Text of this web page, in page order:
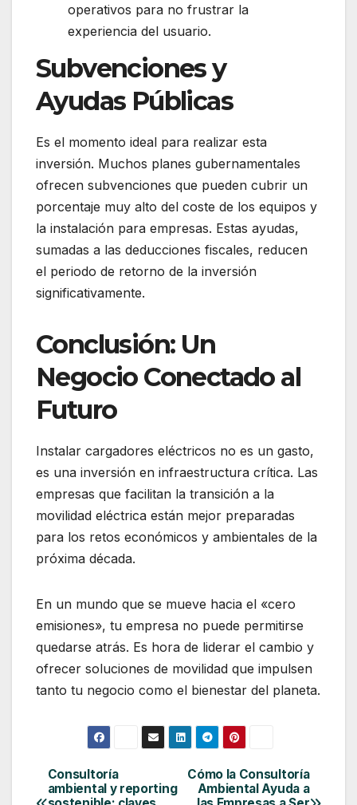
operativos para no frustrar la
experiencia del usuario.
Subvenciones y
Ayudas Públicas
Es el momento ideal para realizar esta
inversión. Muchos planes gubernamentales
ofrecen subvenciones que pueden cubrir un
porcentaje muy alto del coste de los equipos y
la instalación para empresas. Estas ayudas,
sumadas a las deducciones fiscales, reducen
el periodo de retorno de la inversión
significativamente.
Conclusión: Un
Negocio Conectado al
Futuro
Instalar cargadores eléctricos no es un gasto,
es una inversión en infraestructura crítica. Las
empresas que facilitan la transición a la
movilidad eléctrica están mejor preparadas
para los retos económicos y ambientales de la
próxima década.
En un mundo que se mueve hacia el «cero
emisiones», tu empresa no puede permitirse
quedarse atrás. Es hora de liderar el cambio y
ofrecer soluciones de movilidad que impulsen
tanto tu negocio como el bienestar del planeta.
Navegación
de
Cómo la Consultoría
Ambiental Ayuda a
Consultoría
ambiental y reporting